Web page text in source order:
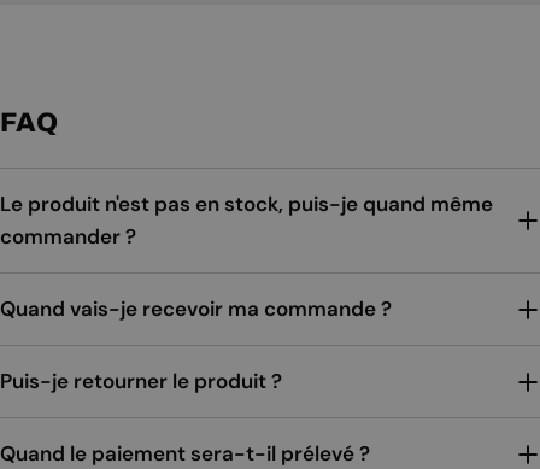
FAQ
Le produit n'est pas en stock, puis-je quand même
commander ?
Quand vais-je recevoir ma commande ?
Puis-je retourner le produit ?
Quand le paiement sera-t-il prélevé ?